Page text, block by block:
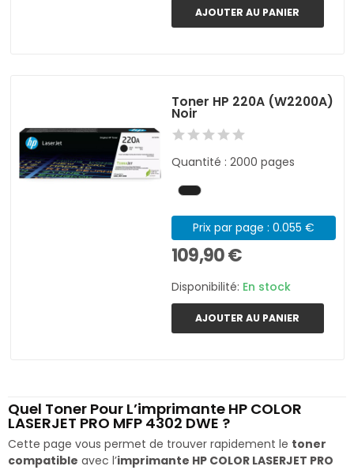
AJOUTER AU PANIER
Toner HP 220A (W2200A)
Noir
Quantité : 2000 pages
Prix par page : 0.055 €
109,90 €
Disponibilité: En stock
AJOUTER AU PANIER
Quel Toner Pour L’imprimante HP COLOR
LASERJET PRO MFP 4302 DWE ?
Cette page vous permet de trouver rapidement le toner
compatible avec l’imprimante HP COLOR LASERJET PRO